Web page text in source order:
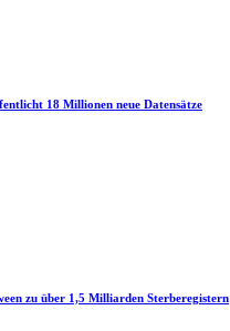
18 Millionen neue Datensätze
zu über 1,5 Milliarden Sterberegistern